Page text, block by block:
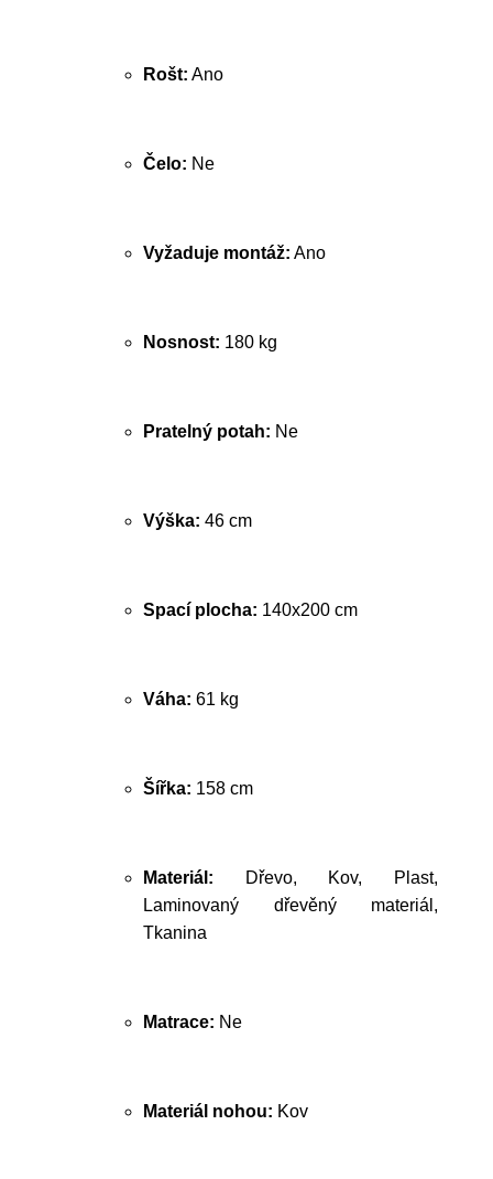
Rošt: Ano
Čelo: Ne
Vyžaduje montáž: Ano
Nosnost: 180 kg
Pratelný potah: Ne
Výška: 46 cm
Spací plocha: 140x200 cm
Váha: 61 kg
Šířka: 158 cm
Materiál: Dřevo, Kov, Plast,
Laminovaný dřevěný materiál,
Tkanina
Matrace: Ne
Materiál nohou: Kov